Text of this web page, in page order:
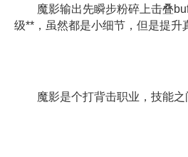
魔影输出先瞬步粉碎上击叠
级**，虽然都是小细节，但是提升
魔影是个打背击职业，技能之